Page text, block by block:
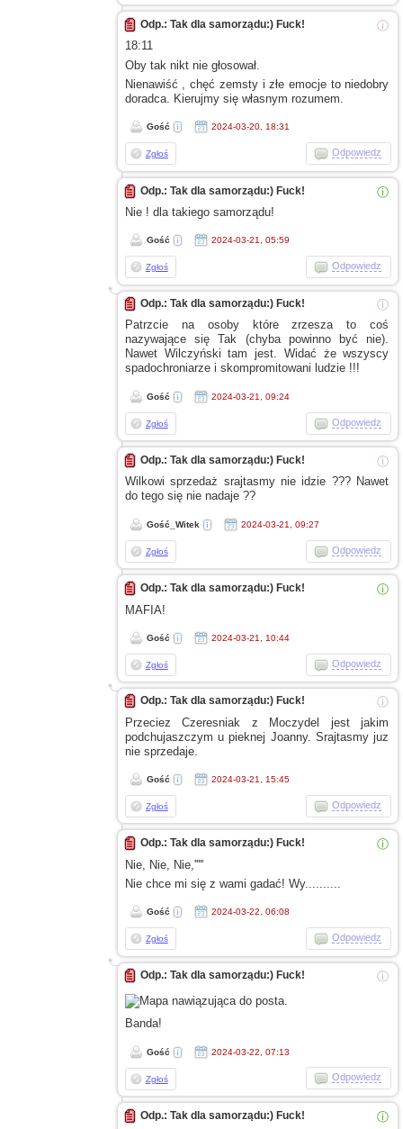
ⓘ
Odp.: Tak dla samorządu:) Fuck!
18:11
Oby tak nikt nie głosował.
Nienawiść , chęć zemsty i złe emocje to niedobry
doradca. Kierujmy się własnym rozumem.
Gość 2024-03-20, 18:31
Zgłoś Odpowiedz
ⓘ
Odp.: Tak dla samorządu:) Fuck!
Nie ! dla takiego samorządu!
Gość 2024-03-21, 05:59
Zgłoś Odpowiedz
ⓘ
Odp.: Tak dla samorządu:) Fuck!
Patrzcie na osoby które zrzesza to coś
nazywające się Tak (chyba powinno być nie).
Nawet Wilczyński tam jest. Widać że wszyscy
spadochroniarze i skompromitowani ludzie !!!
Gość 2024-03-21, 09:24
Zgłoś Odpowiedz
ⓘ
Odp.: Tak dla samorządu:) Fuck!
Wilkowi sprzedaż srajtasmy nie idzie ??? Nawet
do tego się nie nadaje ??
Gość_Witek 2024-03-21, 09:27
Zgłoś Odpowiedz
ⓘ
Odp.: Tak dla samorządu:) Fuck!
MAFIA!
Gość 2024-03-21, 10:44
Zgłoś Odpowiedz
ⓘ
Odp.: Tak dla samorządu:) Fuck!
Przeciez Czeresniak z Moczydel jest jakim
podchujaszczymu pieknej Joanny. Srajtasmy juz
nie sprzedaje.
Gość 2024-03-21, 15:45
Zgłoś Odpowiedz
ⓘ
Odp.: Tak dla samorządu:) Fuck!
Nie, Nie, Nie,'''''
Nie chce mi się z wami gadać! Wy..........
Gość 2024-03-22, 06:08
Zgłoś Odpowiedz
ⓘ
Odp.: Tak dla samorządu:) Fuck!
Banda!
Gość 2024-03-22, 07:13
Zgłoś Odpowiedz
ⓘ
Odp.: Tak dla samorządu:) Fuck!